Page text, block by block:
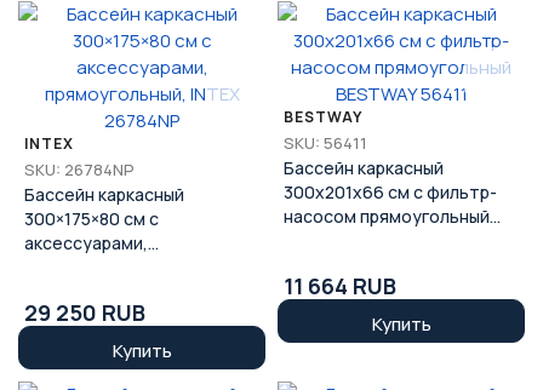
INTEX
SKU: 26784NP
Бассейн каркасный
300×175×80 см с
аксессуарами,
29 250 RUB
Купить
BESTWAY
SKU: 56411
Бассейн каркасный
300х201х66 см с фильтр-
насосом прямоугольный
11 664 RUB
Купить